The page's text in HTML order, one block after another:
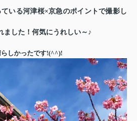
いる河津桜×京急のポイントで撮影し
ました！何気にうれしい～♪
しかったです!(^^)!